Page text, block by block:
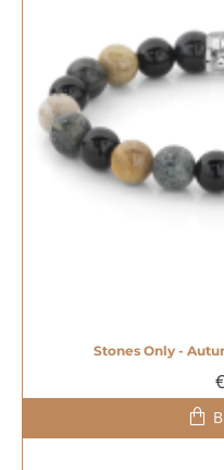
Stones Only -